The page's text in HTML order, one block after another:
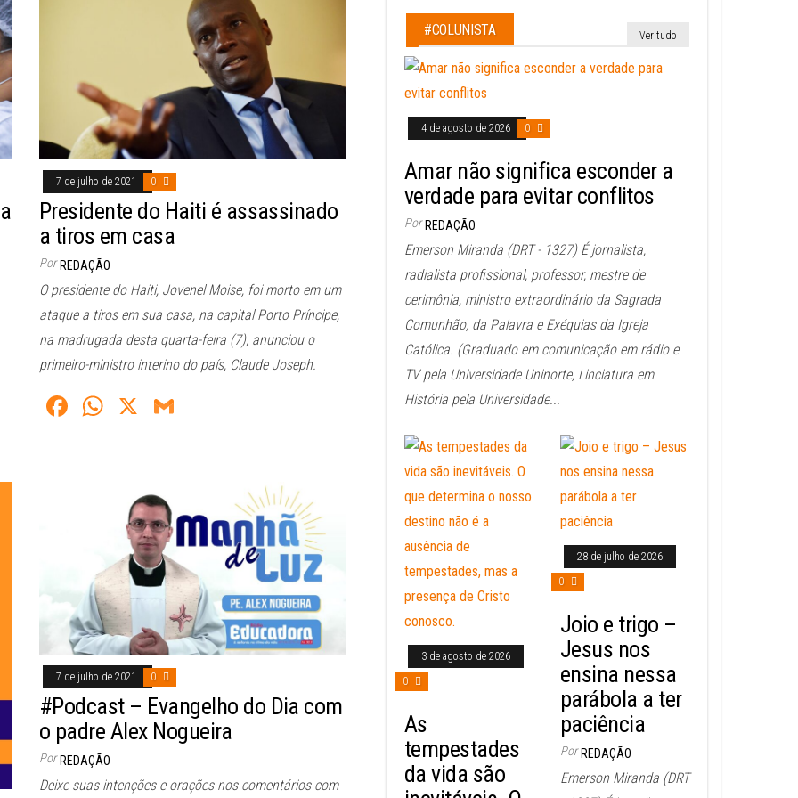
7 de julho de 2021 0
Presidente do Haiti é assassinado
a tiros em casa
Por REDAÇÃO
O presidente do Haiti, Jovenel Moise, foi morto em um
ataque a tiros em sua casa, na capital Porto Príncipe,
na madrugada desta quarta-feira (7), anunciou o
primeiro-ministro interino do país, Claude Joseph.
Fa
W
pp
X
7 de julho de 2021 0
#Podcast – Evangelho do Dia com
o padre Alex Nogueira
Por REDAÇÃO
Deixe suas intenções e orações nos comentários com
#COLUNISTA Ver tudo
4 de agosto de 2026 0
Amar não significa esconder a
verdade para evitar conflitos
Por REDAÇÃO
Emerson Miranda (DRT - 1327) É jornalista,
radialista profissional, professor, mestre de
cerimônia, ministro extraordinário da Sagrada
Comunhão, da Palavra e Exéquias da Igreja
Católica. (Graduado em comunicação em rádio e
TV pela Universidade Uninorte, Linciatura em
História pela Universidade...
3 de agosto de 2026
0
As
tempestades
da vida são
28 de julho de 2026
0
Joio e trigo –
Jesus nos
ensina nessa
parábola a ter
paciência
Por REDAÇÃO
Emerson Miranda (DRT